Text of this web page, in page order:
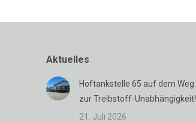
Aktuelles
Hoftankstelle 65 auf dem Weg
zur Treibstoff-Unabhängigkeit!
21. Juli 2026